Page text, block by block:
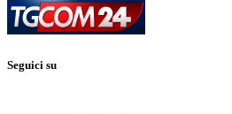
Seguici su